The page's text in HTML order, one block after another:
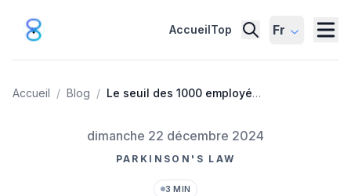
AccueilTop Fr
Accueil / Blog / Le seuil des 1000 employés
Publié le
dimanche 22 décembre 2024
PARKINSON'S LAW
3 MIN